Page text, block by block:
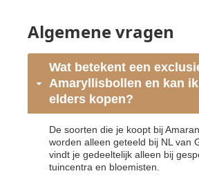
Algemene vragen
Wat betekent een
Amaryllisbollen en kan
elders kopen?
De soorten die je koopt bij
worden alleen geteeld bij NL van
vindt je gedeeltelijk alleen bij
tuincentra en bloemisten.